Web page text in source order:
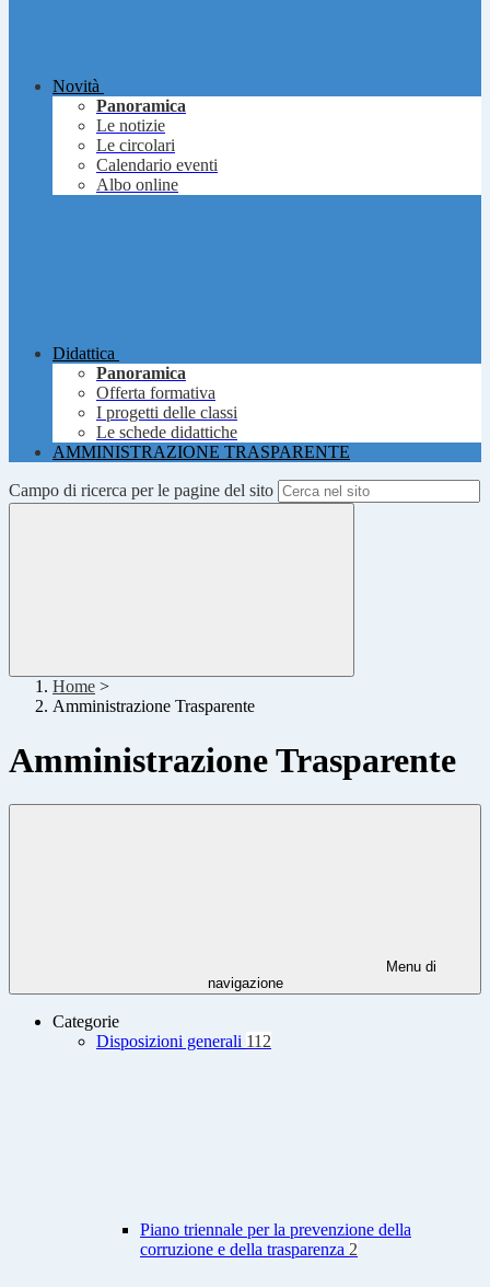
Novità
Panoramica
Le notizie
Le circolari
Calendario eventi
Albo online
Didattica
Panoramica
Offerta formativa
I progetti delle classi
Le schede didattiche
AMMINISTRAZIONE TRASPARENTE
Campo di ricerca per le pagine del sito
Home >
Amministrazione Trasparente
Amministrazione Trasparente
Menu di
navigazione
Categorie
Disposizioni generali 112
Piano triennale per la prevenzione della
corruzione e della trasparenza 2